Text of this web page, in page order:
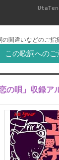
UtaTen
の間違いなどのご指
この歌詞へのご
の唄」収録ア